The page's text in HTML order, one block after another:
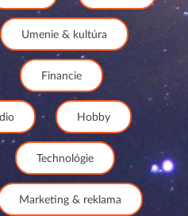
Umenie & kultúra
Financie
Hobby
Technológie
Marketing & reklama